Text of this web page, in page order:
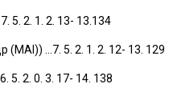
5. 2. 1. 2. 13- 13.134
...7. 5. 2. 1. 2. 12- 13. 129
5. 2. 0. 3. 17- 14. 138